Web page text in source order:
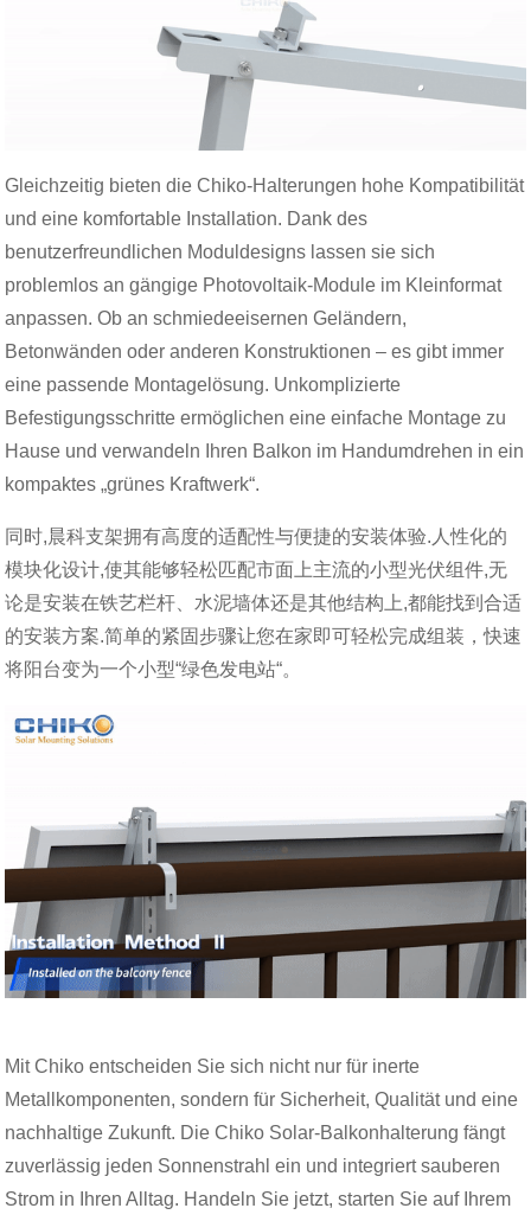
Gleichzeitig bieten die Chiko-Halterungen hohe Kompatibilität
und eine komfortable Installation. Dank des
benutzerfreundlichen Moduldesigns lassen sie sich
problemlos an gängige Photovoltaik-Module im Kleinformat
anpassen. Ob an schmiedeeisernen Geländern,
Betonwänden oder anderen Konstruktionen – es gibt immer
eine passende Montagelösung. Unkomplizierte
Befestigungsschritte ermöglichen eine einfache Montage zu
Hause und verwandeln Ihren Balkon im Handumdrehen in ein
kompaktes „grünes Kraftwerk“.
同时,晨科支架拥有高度的适配性与便捷的安装体验.人性化的
模块化设计,使其能够轻松匹配市面上主流的小型光伏组件,无
论是安装在铁艺栏杆、水泥墙体还是其他结构上,都能找到合适
的安装方案.简单的紧固步骤让您在家即可轻松完成组装，快速
将阳台变为一个小型“绿色发电站“。
Mit Chiko entscheiden Sie sich nicht nur für inerte
Metallkomponenten, sondern für Sicherheit, Qualität und eine
nachhaltige Zukunft. Die Chiko Solar-Balkonhalterung fängt
zuverlässig jeden Sonnenstrahl ein und integriert sauberen
Strom in Ihren Alltag. Handeln Sie jetzt, starten Sie auf Ihrem